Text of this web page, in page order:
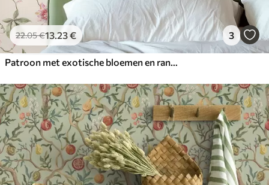
22.05€13.23€ 3
Patroon met exotische bloemen en ranken